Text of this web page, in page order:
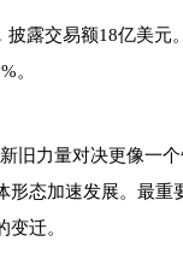
露交易额18亿美元
。
旧力量对决更像一
形态加速发展。最
迁。